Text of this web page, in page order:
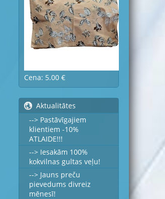
Cena: 5.00 €
Aktualitātes
--> Pastāvīgajiem
klientiem -10%
ATLAIDE!!!
--> Iesakām 100%
kokvilnas gultas veļu!
--> Jauns preču
pievedums divreiz
mēnesī!